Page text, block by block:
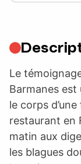
Le
Barmanes est
le corps
restaurant en
matin aux
les blagues